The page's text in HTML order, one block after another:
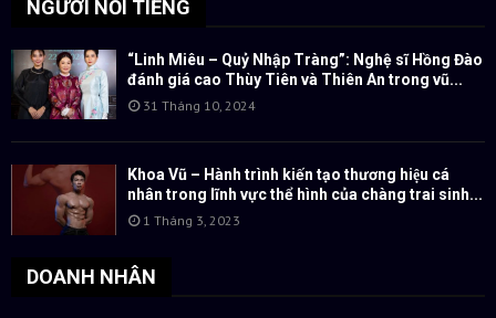
NGƯỜI NỔI TIẾNG
“Linh Miêu – Quỷ Nhập Tràng”: Nghệ sĩ Hồng Đào
đánh giá cao Thùy Tiên và Thiên An trong vũ...
31 Tháng 10, 2024
Khoa Vũ – Hành trình kiến tạo thương hiệu cá
nhân trong lĩnh vực thể hình của chàng trai sinh...
1 Tháng 3, 2023
DOANH NHÂN